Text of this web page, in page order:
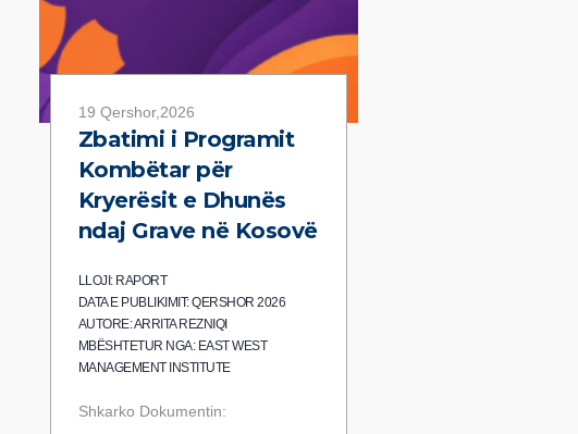
19 Qershor,2026
Zbatimi i Programit
Kombëtar për
Kryerësit e Dhunës
ndaj Grave në Kosovë
LLOJI: RAPORT
DATA E PUBLIKIMIT: QERSHOR 2026
AUTORE: ARRITA REZNIQI
MBËSHTETUR NGA: EAST WEST
MANAGEMENT INSTITUTE
Shkarko Dokumentin: